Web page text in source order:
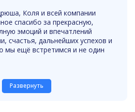
новая традиция, грузинская!,
с напитком, в руках, ---
его опустошить!)))
всех нас, за совместное,
Коля и всей компании
спасибо за прекрасную,
эмоций и впечатлений
счастья, дальнейших успехов и
мы ещё встретимся и не один
Развернуть